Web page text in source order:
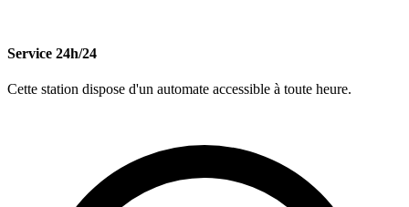
Service 24h/24
Cette station dispose d'un automate accessible à toute heure.